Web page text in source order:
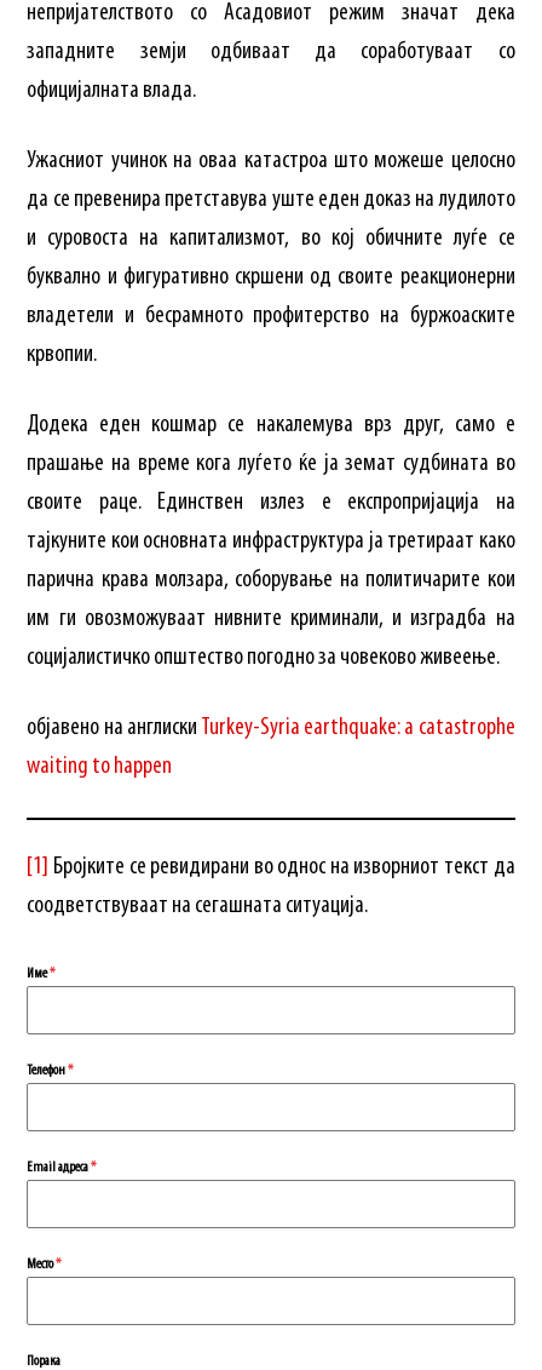
непријателството со Асадовиот режим значат дека
западните земји одбиваат да соработуваат со
официјалната влада.
Ужасниот учинок на оваа катастроа што можеше целосно
да се превенира претставува уште еден доказ на лудилото
и суровоста на капитализмот, во кој обичните луѓе се
буквално и фигуративно скршени од своите реакционерни
владетели и бесрамното профитерство на буржоаските
крвопии.
Додека еден кошмар се накалемува врз друг, само е
прашање на време кога луѓето ќе ја земат судбината во
своите раце. Единствен излез е експропријација на
тајкуните кои основната инфраструктура ја третираат како
парична крава молзара, соборување на политичарите кои
им ги овозможуваат нивните криминали, и изградба на
социјалистичко општество погодно за човеково живеење.
објавено на англиски Turkey-Syria earthquake: a catastrophe
waiting to happen
[1] Бројките се ревидирани во однос на изворниот текст да
соодветствуваат на сегашната ситуација.
Име*
Телефон*
Еmail адреса*
Место*
Порака